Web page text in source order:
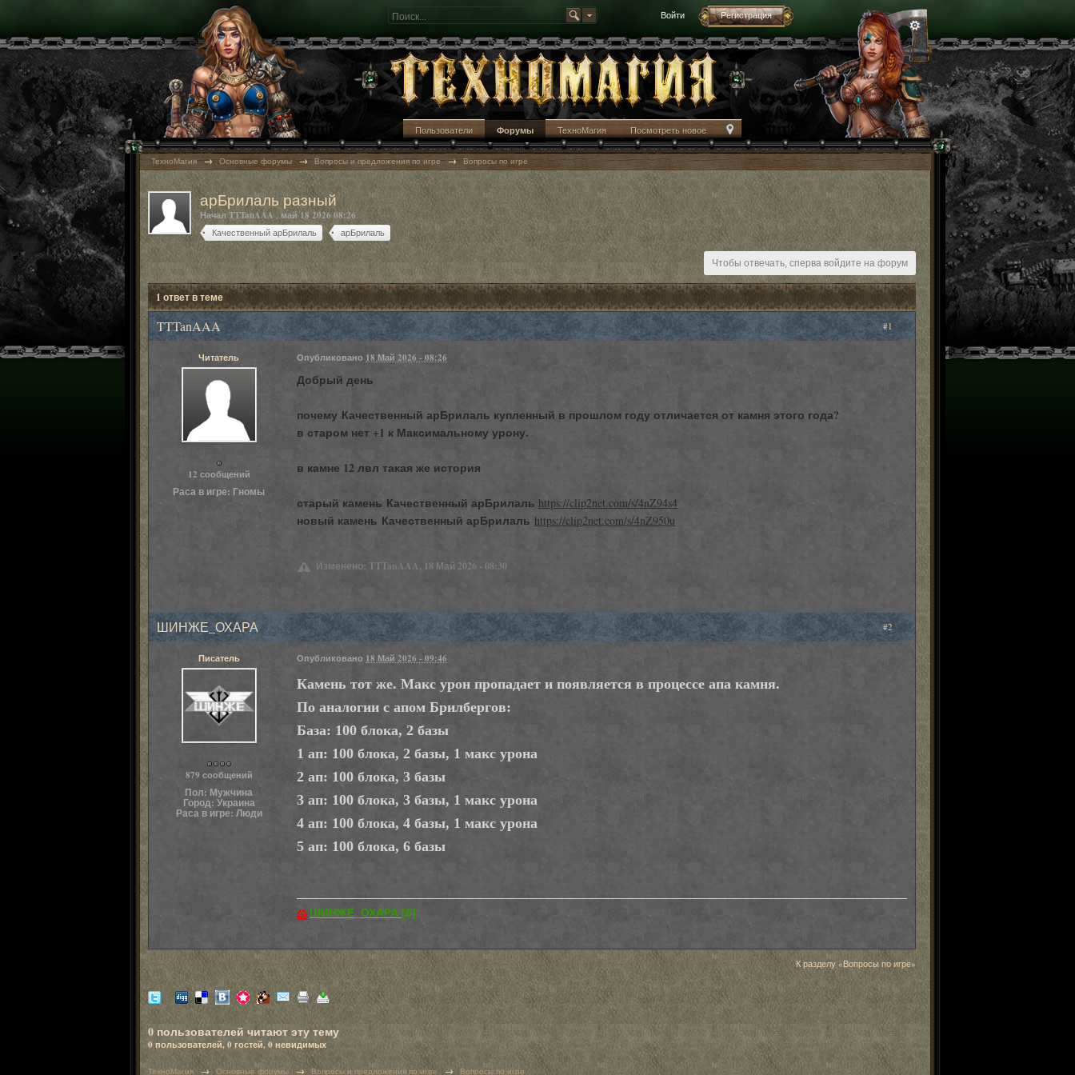
Войти Регистрация
Посмотреть новое
ТехноМагия
Форумы
Пользователи
ТехноМагия → Основные форумы → Вопросы и предложения по игре → Вопросы по игре
арБрилаль разный
НачалTTTanAAA , май 18 2026 08:26
Качественный арБрилаль арБрилаль
Чтобы отвечать, сперва войдите на форум
1 ответ в теме
#1
TTTanAAA
Читатель
12 сообщений
Раса в игре: Гномы
Опубликовано 18 Май 2026 - 08:26
Добрый день
почему Качественный арБрилаль купленный в прошлом году отличается от камня этого года?
в старом нет +1 к Максимальному урону.
в камне 12 лвл такая же история
старый камень Качественный арБрилаль https://clip2net.com/s/4nZ94s4
новый камень Качественный арБрилаль https://clip2net.com/s/4nZ950u
Изменено: TTTanAAA, 18 Май 2026 - 08:30
#2
ШИНЖЕ_ОХАРА
Писатель
879 сообщений
Пол: Мужчина
Город: Украина
Раса в игре: Люди
Опубликовано 18 Май 2026 - 09:46
Камень тот же. Макс урон пропадает и появляется в процессе апа камня.
По аналогии с апом Брилбергов:
База: 100 блока, 2 базы
1 ап: 100 блока, 2 базы, 1 макс урона
2 ап: 100 блока, 3 базы
3 ап: 100 блока, 3 базы, 1 макс урона
4 ап: 100 блока, 4 базы, 1 макс урона
5 ап: 100 блока, 6 базы
ШИНЖЕ_ОХАРА [6]
К разделу «Вопросы по игре»
0 пользователей читают эту тему
0 пользователей, 0 гостей, 0 невидимых
ТехноМагия → Основные форумы → Вопросы и предложения по игре → Вопросы по игре